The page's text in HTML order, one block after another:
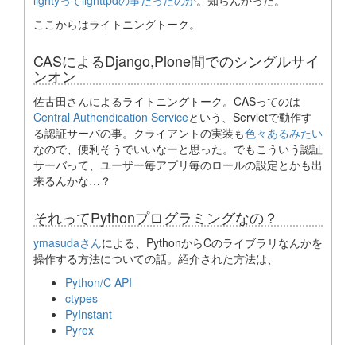
ここからはライトニングトーク。
CASによるDjango,Plone間でのシングルサイ
ンオン
佐古田さんによるライトニングトーク。CASってのは
Central Authendication Serviceという、Servletで動作す
る認証サーバの事。クライアントの実装も色々あるみたい
なので、便利そうでいいなーと思った。でもこういう認証
サーバって、ユーザー毎アプリ毎のロールの設定とかも出
来るんかな…？
それってPythonプログラミングなの？
ymasudaさんによる、PythonからCのライブラリなんかを
操作する方法についての話。紹介された方法は、
Python/C API
ctypes
PyInstant
Pyrex